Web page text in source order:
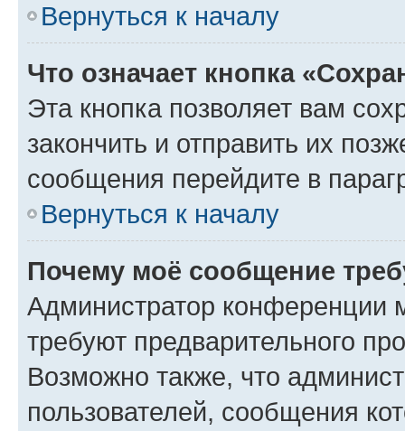
Вернуться к началу
Что означает кнопка
Эта кнопка позволяет вам
закончить и отправить их
сообщения перейдите в
Вернуться к началу
Почему моё сообщение
Администратор конференции
требуют предварительного
Возможно также, что
пользователей, сообщения